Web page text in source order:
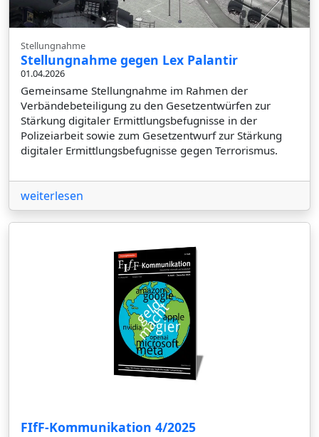
Stellungnahme
Stellungnahme gegen Lex Palantir
01.04.2026
Gemeinsame Stellungnahme im Rahmen der
Verbändebeteiligung zu den Gesetzentwürfen zur
Stärkung digitaler Ermittlungsbefugnisse in der
Polizeiarbeit sowie zum Gesetzentwurf zur Stärkung
digitaler Ermittlungsbefugnisse gegen Terrorismus.
weiterlesen
FIfF-Kommunikation 4/2025